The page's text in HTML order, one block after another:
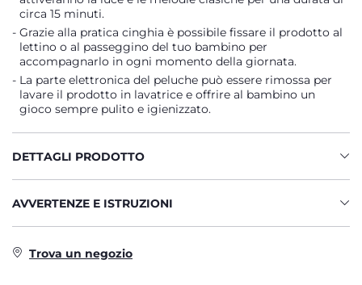
circa 15 minuti.
Grazie alla pratica cinghia è possibile fissare il prodotto al
lettino o al passeggino del tuo bambino per
accompagnarlo in ogni momento della giornata.
La parte elettronica del peluche può essere rimossa per
lavare il prodotto in lavatrice e offrire al bambino un
gioco sempre pulito e igienizzato.
DETTAGLI PRODOTTO
AVVERTENZE E ISTRUZIONI
Trova un negozio